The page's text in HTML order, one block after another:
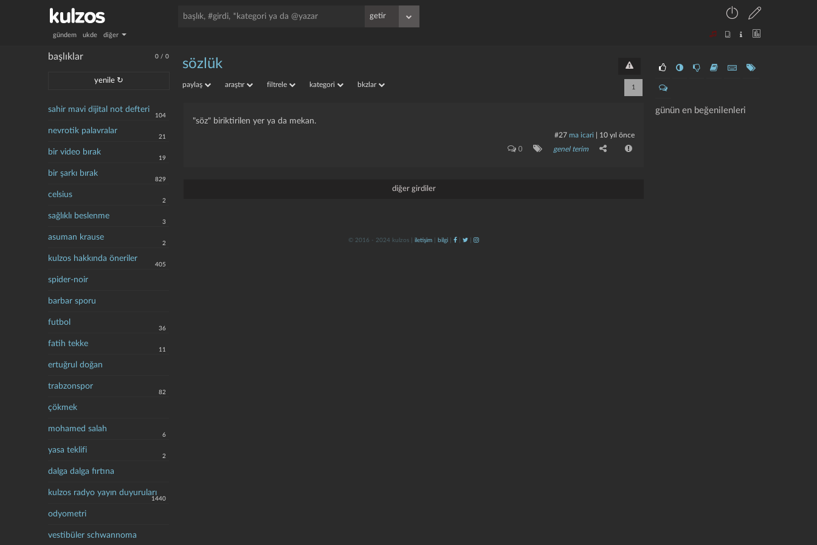
gündem ukde diğer
0 /0
başlıklar
yenile ↻
sahir mavi dijital not defteri
104
nevrotik palavralar
21
bir video bırak
19
bir şarkı bırak
829
celsius
2
sağlıklı beslenme
3
asuman krause
2
kulzos hakkında öneriler
405
spider-noir
barbar sporu
futbol
36
fatih tekke
11
ertuğrul doğan
trabzonspor
82
çökmek
mohamed salah
6
yasa teklifi
2
dalga dalga fırtına
kulzos radyo yayın duyuruları
1440
odyometri
vestibüler schwannoma
günün en beğenilenleri
sözlük
paylaş araştır filtrele kategori bkzlar 1
"söz" biriktirilen yer ya da mekan.
#27 ma icari 10 yıl önce
0 genel terim
diğer girdiler
© 2016 - 2024 kulzos | iletişim bilgi